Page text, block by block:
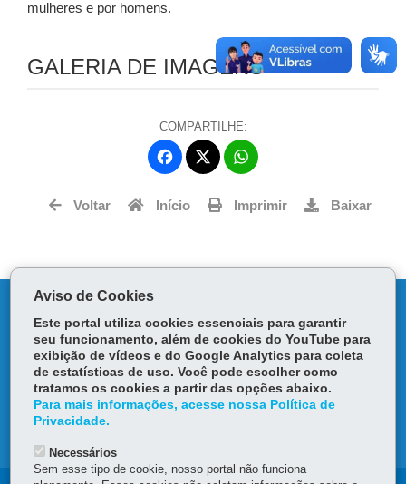
mulheres e por homens.
GALERIA DE IMAGENS
COMPARTILHE:
Fa
ce
bo
itt
ts
Voltar Início Imprimir Baixar
DENUNCIE CORRUPÇÃO
OUVIDORIA
TRANSPARÊNCIA INSTITUCIONAL
Aviso de Cookies
Este portal utiliza cookies essenciais para garantir
seu funcionamento, além de cookies do YouTube para
exibição de vídeos e do Google Analytics para coleta
de estatísticas de uso. Você pode escolher como
tratamos os cookies a partir das opções abaixo.
Para mais informações, acesse nossa Política de
Privacidade.
Necessários
Sem esse tipo de cookie, nosso portal não funciona